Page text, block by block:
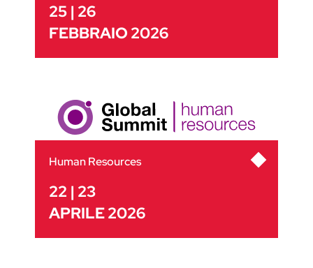
25 | 26
FEBBRAIO 2026
Human Resources
22 | 23
APRILE 2026